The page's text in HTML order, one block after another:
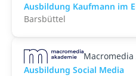
Ausbildung Kaufmann im
Barsbüttel
Macromedia
Ausbildung Social Media